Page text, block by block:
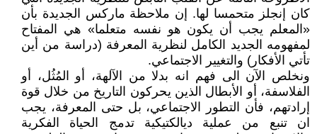
كان إنجلز متحمسا لها. إن ملاحظة ماركس الجديدة بأن
«المعلم يجب أن يكون هو نفسه متعلما» هي المفتاح
لمفهومه الجديد الكامل لنظرية المعرفة (دراسة من أين
تأتي الأفكار) والتغيير الاجتماعي.
ونخلص الآن الى فهم انه بدلا من الآلهة، أو المُثُل، أو
الفلاسفة، أو الأبطال الذين يحركون التاريخ من خلال قوة
إرادتهم، فأن التطور الاجتماعي، بل حتى المعرفة، يجب
ان تنبع من عملية ديالكتيكية تدمج الحياة الفكرية